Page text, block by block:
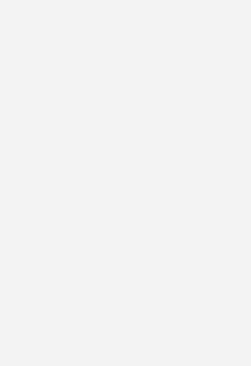
erhalten Sie regelmäßig von uns
und Neuigkeiten, gebündelt und
Newsletter bin ich damit einverstanden, über
Online-Angebote
KG
widerrufen und eine Abmeldung ist
zum Umgang mit Daten finden Sie